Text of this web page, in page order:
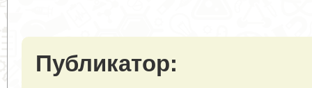
Публикатор: